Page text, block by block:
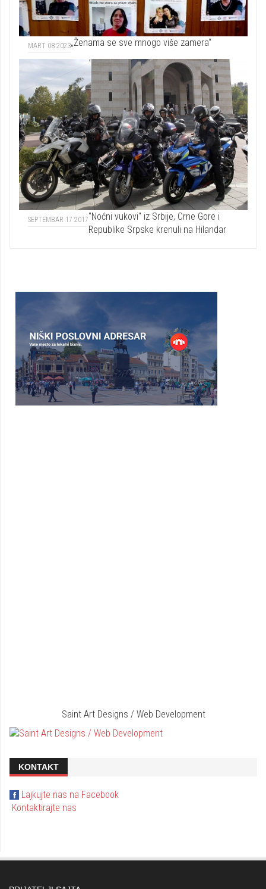
MART 08 2023„Ženama se sve mnogo više zamera“
SEPTEMBAR 17 2017"Noćni vukovi" iz Srbije, Crne Gore i
Republike Srpske krenuli na Hilandar
Saint Art Designs / Web Development
KONTAKT
Lajkujte nas na Facebook
Kontaktirajte nas